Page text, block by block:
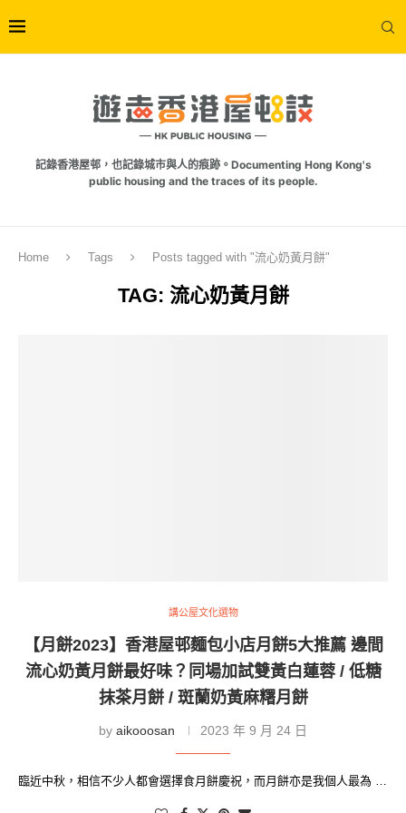
記錄香港屋邨，也記錄城市與人的痕跡。Documenting Hong Kong's
public housing and the traces of its people.
Home Tags Posts tagged with "流心奶黃月餅"
TAG: 流心奶黃月餅
講公屋文化選物
【月餅2023】香港屋邨麵包小店月餅5大推薦 邊間
流心奶黃月餅最好味？同場加試雙黃白蓮蓉 / 低糖
抹茶月餅 / 斑蘭奶黃麻糬月餅
by aikooosan 2023 年 9 月 24 日
臨近中秋，相信不少人都會選擇食月餅慶祝，而月餅亦是我個人最為 …